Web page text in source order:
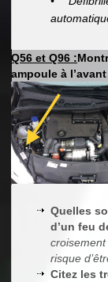
Q56 et Q96 :
ampoule à
Quelles
d’un feu
risque
Citez les